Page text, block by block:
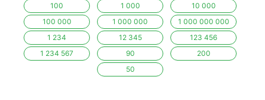
100 1 000
10 000
100 000
1 000 000
1 000 000 000
1 234
12 345
123 456
1 234 567
90
200
50